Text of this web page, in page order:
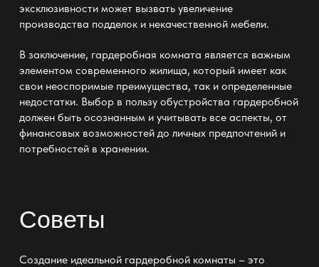
эксклюзивности может вызвать увеличение
производства подделок и некачественной мебели.
В заключение, гардеробная комната является важным
элементом современного жилища, который имеет как
свои неоспоримые преимущества, так и определенные
недостатки. Выбор в пользу обустройства гардеробной
должен быть осознанным и учитывать все аспекты, от
финансовых возможностей до личных предпочтений и
потребностей в хранении.
Советы
Создание идеальной гардеробнойкомнаты – это